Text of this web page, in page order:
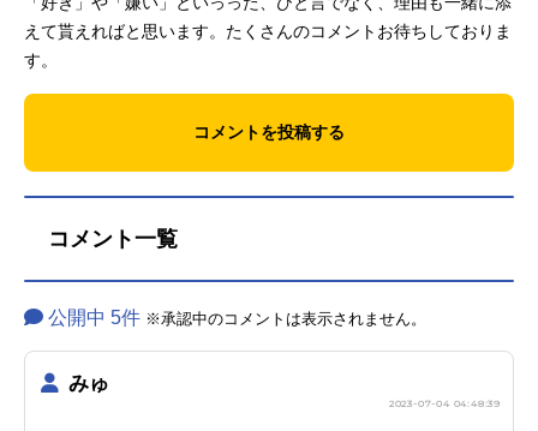
えて貰えればと思います。たくさんのコメントお待ちしておりま
す。
コメントを投稿する
コメント一覧
公開中 5件 ※承認中のコメントは表示されません。
みゅ
2023-07-04 04:48:39